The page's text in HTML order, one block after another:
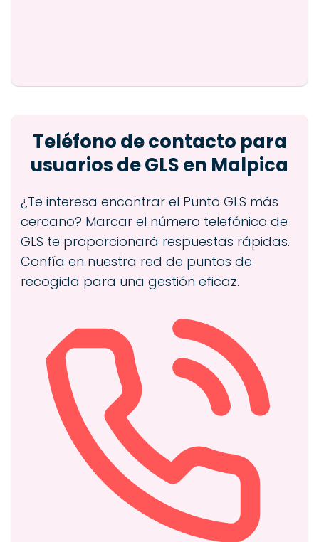
Teléfono de contacto para
usuarios de GLS en Malpica
¿Te interesa encontrar el Punto GLS más
cercano? Marcar el número telefónico de
GLS te proporcionará respuestas rápidas.
Confía en nuestra red de puntos de
recogida para una gestión eficaz.